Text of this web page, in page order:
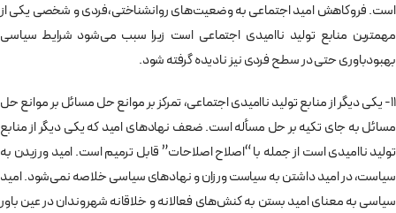
است. فروکاهش امید اجتماعی به وضعیت‌های روانشناختی،فردی و شخصی یکی از
مهمترین منابع تولید ناامیدی اجتماعی است زیرا سبب می‌شود شرایط سیاسی
بهبودباوری حتی در سطح فردی نیز نادیده گرفته شود.
11- یکی دیگر از منابع تولید ناامیدی اجتماعی، تمرکز بر موانع حل مسائل بر موانع حل
مسائل به جای تکیه بر حل مسأله است. ضعف نهادهای امید که یکی دیگر از منابع
تولید ناامیدی است از جمله با “اصلاح اصلاحات” قابل ترمیم است. امید ورزیدن به
سیاست، در امید داشتن به سیاست ورزان و نهادهای سیاسی خلاصه نمی‌شود. امید
سیاسی به معنای امید بستن به کنش‌های فعالانه و خلاقانه شهروندان در عین باور